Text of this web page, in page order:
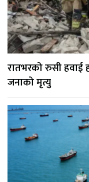
रातभरको रुसी हवाई
जनाको मृत्यु